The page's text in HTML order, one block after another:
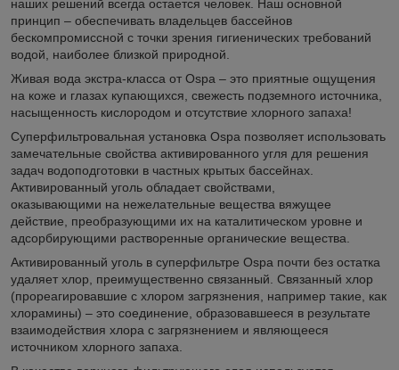
наших решений всегда остается человек. Наш основной
принцип – обеспечивать владельцев бассейнов
бескомпромиссной с точки зрения гигиенических требований
водой, наиболее близкой природной.
Живая вода экстра-класса от Ospa – это приятные ощущения
на коже и глазах купающихся, свежесть подземного источника,
насыщенность кислородом и отсутствие хлорного запаха!
Суперфильтровальная установка Ospa позволяет использовать
замечательные свойства активированного угля для решения
задач водоподготовки в частных крытых бассейнах.
Активированный уголь обладает свойствами,
оказывающими на нежелательные вещества вяжущее
действие, преобразующими их на каталитическом уровне и
адсорбирующими растворенные органические вещества.
Активированный уголь в суперфильтре Ospa почти без остатка
удаляет хлор, преимущественно связанный. Связанный хлор
(прореагировавшие с хлором загрязнения, например такие, как
хлорамины) – это соединение, образовавшееся в результате
взаимодействия хлора с загрязнением и являющееся
источником хлорного запаха.